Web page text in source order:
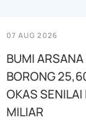
07 AUG 2026
BUMI
BORONG
OKAS
MILIAR